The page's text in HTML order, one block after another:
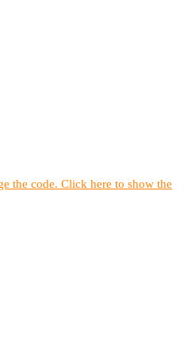
the code. Click here to show the